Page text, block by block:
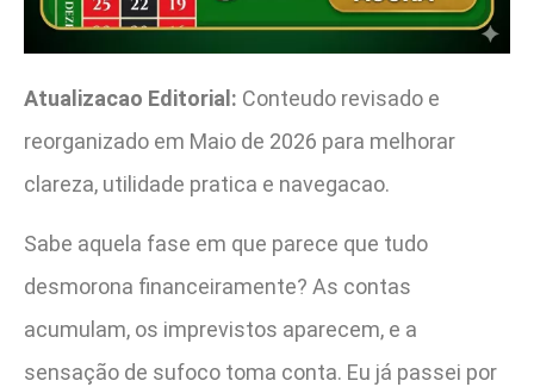
Atualizacao Editorial: Conteudo revisado e
reorganizado em Maio de 2026 para melhorar
clareza, utilidade pratica e navegacao.
Sabe aquela fase em que parece que tudo
desmorona financeiramente? As contas
acumulam, os imprevistos aparecem, e a
sensação de sufoco toma conta. Eu já passei por